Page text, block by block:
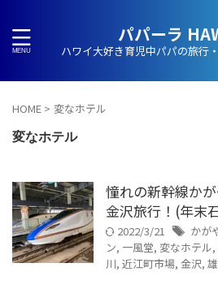
パパーラ
ハワイ大好き育児中パパの旅行
HOME > 変なホテル
変なホテル
憧れの新幹線か
金沢旅行！(年末
2022/3/21 かが
ン, 一風堂, 変なホテル,
川, 近江町市場, 金沢,